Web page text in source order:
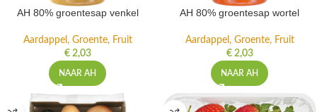
AH 80% groentesap venkel
Aardappel, Groente, Fruit
€2,03
NAAR AH
AH 80% groentesap wortel
Aardappel, Groente, Fruit
€2,03
NAAR AH